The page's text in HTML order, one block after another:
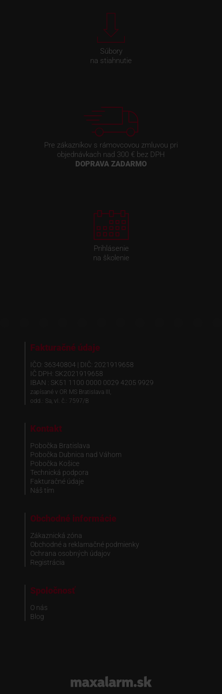
Súbory
na stiahnutie
Pre zákazníkov s rámovcovou zmluvou pri
objednávkach nad 300 € bez DPH
DOPRAVA ZADARMO
Prihlásenie
na školenie
Fakturačné údaje
IČO: 36340804 | DIČ: 2021919658
IČ DPH: SK2021919658
IBAN : SK51 1100 0000 0029 4205 9929
zapísané v OR MS Bratislava III,
odd.: Sa, vl. č.: 7597/B
Kontakt
Pobočka Bratislava
Pobočka Dubnica nad Váhom
Pobočka Košice
Technická podpora
Fakturačné údaje
Náš tím
Obchodné informácie
Zákaznická zóna
Obchodné a reklamačné podmienky
Ochrana osobných údajov
Registrácia
Spoločnosť
O nás
Blog
www.maxalarm.sk